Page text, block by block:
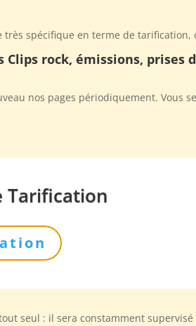
spécifique en terme de tarification,
rock, émissions, prises
nos pages périodiquement. Vous
Tarification
tout seul : il sera constamment